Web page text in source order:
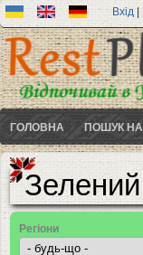
Вхід |
ГОЛОВНА ПОШУК
Регіони